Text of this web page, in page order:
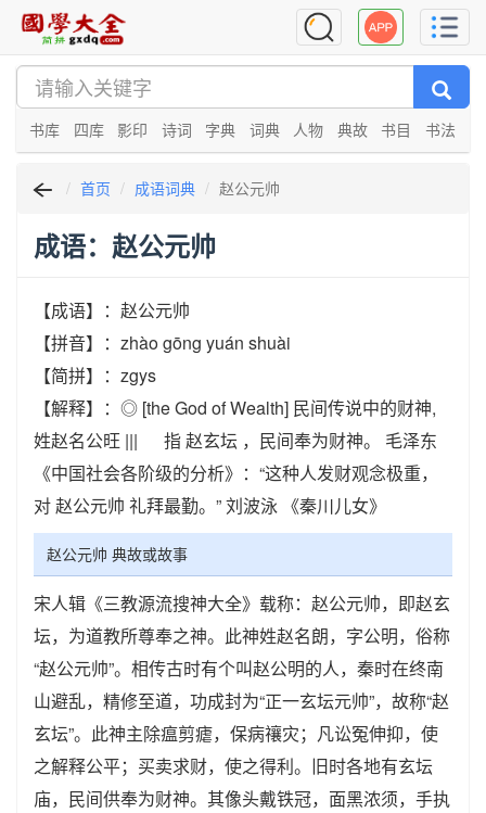
书库 四库 影印 诗词 字典 词典 人物 典故 书目 书法
首页 成语词典 赵公元帅
成语：赵公元帅
【成语】：赵公元帅
【拼音】：zhào gōng yuán shuài
【简拼】：zgys
【解释】：◎ [the God of Wealth] 民间传说中的财神,
姓赵名公旺 ||| 指 赵玄坛 ，民间奉为财神。 毛泽东
《中国社会各阶级的分析》：“这种人发财观念极重，
对 赵公元帅 礼拜最勤。” 刘波泳 《秦川儿女》
赵公元帅 典故或故事
宋人辑《三教源流搜神大全》载称：赵公元帅，即赵玄
坛，为道教所尊奉之神。此神姓赵名朗，字公明，俗称
“赵公元帅”。相传古时有个叫赵公明的人，秦时在终南
山避乱，精修至道，功成封为“正一玄坛元帅”，故称“赵
玄坛”。此神主除瘟剪瘧，保病禳灾；凡讼冤伸抑，使
之解释公平；买卖求财，使之得利。旧时各地有玄坛
庙，民间供奉为财神。其像头戴铁冠，面黑浓须，手执